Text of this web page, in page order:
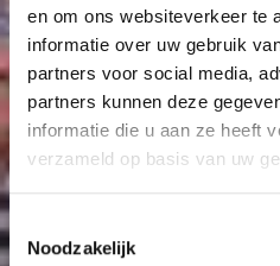
en om ons websiteverkeer te
informatie over uw gebruik
partners voor social media,
partners kunnen deze
informatie die u aan ze heeft
verzameld op basis van uw
Toestemmingsselectie
Noodzakelijk